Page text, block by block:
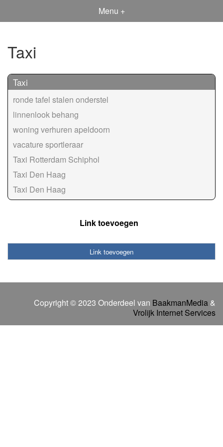
Menu +
Taxi
Taxi
ronde tafel stalen onderstel
linnenlook behang
woning verhuren apeldoorn
vacature sportleraar
Taxi Rotterdam Schiphol
Taxi Den Haag
Taxi Den Haag
Link toevoegen
Link toevoegen
Copyright © 2023 Onderdeel van BaakmanMedia &
Vrolijk Internet Services